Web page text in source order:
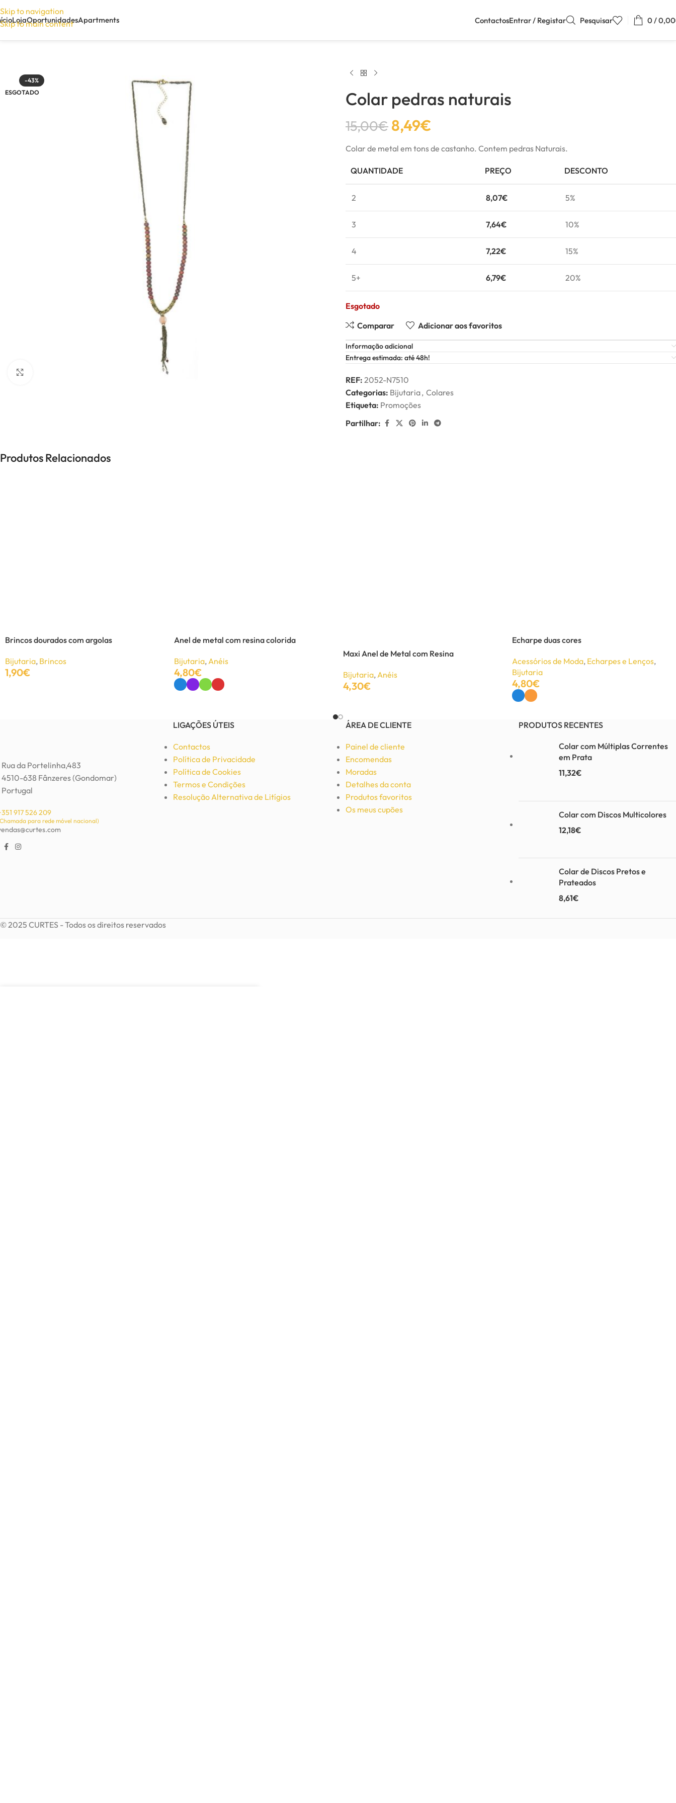
Skip to navigation
Skip to main content
Loja
UNISSEXO
OportunidadesApartments ContactosEntrar / Registar Pesquisar 0/0,00
-43%
ESGOTADO
Colar pedras naturais
15,00€ 8,49€
Colar de metal em tons de castanho. Contem pedras Naturais.
QUANTIDADE PREÇO DESCONTO
2 8,07€ 5%
3 7,64€ 10%
4 7,22€ 15%
5+ 6,79€ 20%
Esgotado
Comparar
Adicionar aos favoritos
Informação adicional
Entrega estimada: até 48h!
REF: 2052-N7510
Categorias: Bijutaria, Colares
Etiqueta: Promoções
Partilhar:
Produtos Relacionados
Brincos dourados com argolas
Bijutaria, Brincos
1,90€
Anel de metal com resina colorida
Bijutaria,Anéis
4,80€
Maxi Anel de Metal com Resina
Bijutaria,Anéis
4,30€
Echarpe duas cores
Acessórios de Moda, Echarpes e Lenços,
Bijutaria
4,80€
Rua da Portelinha,483
4510-638 Fânzeres (Gondomar)
Portugal
917 526 209
para rede móvel nacional)
LIGAÇÕES ÚTEIS
Contactos
Política de Privacidade
Política de Cookies
Termos e Condições
Resolução Alternativa de Litígios
ÁREA DE CLIENTE
Painel de cliente
Encomendas
Moradas
Detalhes da conta
Produtos favoritos
Os meus cupões
PRODUTOS RECENTES
Colar com Múltiplas Correntes
em Prata
11,32€
Colar com Discos Multicolores
12,18€
Colar de Discos Pretos e
Prateados
8,61€
© 2025 CURTES - Todos os direitos reservados